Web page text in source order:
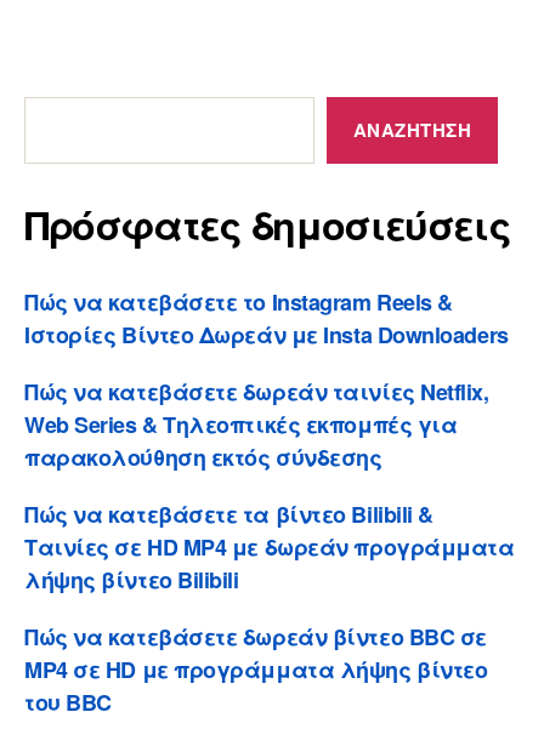
Πρόσφατες
ΑΝΑΖΉΤΗΣΗ
Πρόσφατες δημοσιεύσεις
Πώς να κατεβάσετε το Instagram Reels &
Ιστορίες Βίντεο Δωρεάν με Insta Downloaders
Πώς να κατεβάσετε δωρεάν ταινίες Netflix,
Web Series & Τηλεοπτικές εκπομπές για
παρακολούθηση εκτός σύνδεσης
Πώς να κατεβάσετε τα βίντεο Bilibili &
Ταινίες σε HD MP4 με δωρεάν προγράμματα
λήψης βίντεο Bilibili
Πώς να κατεβάσετε δωρεάν βίντεο BBC σε
MP4 σε HD με προγράμματα λήψης βίντεο
του BBC